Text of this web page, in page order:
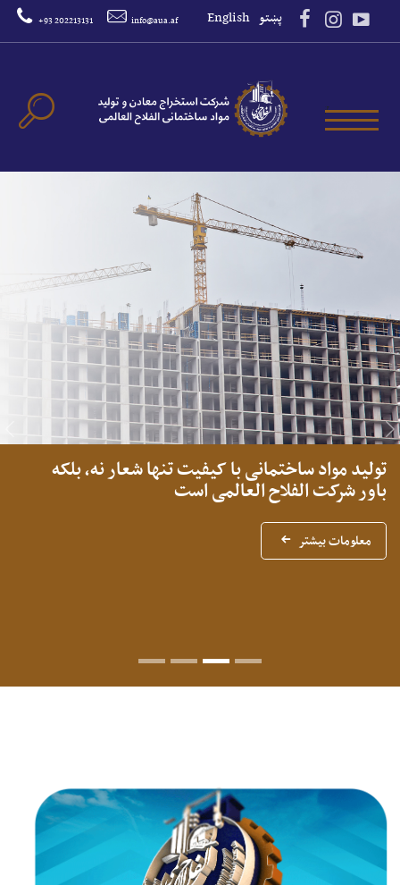
+93 202213131 info@aua.af پښتو English
Toggle main menu visibility
تولید مواد ساختمانی با کیفیت تنها شعار نه، بلکه
باور شرکت الفلاح العالمی است
معلومات بیشتر
Next